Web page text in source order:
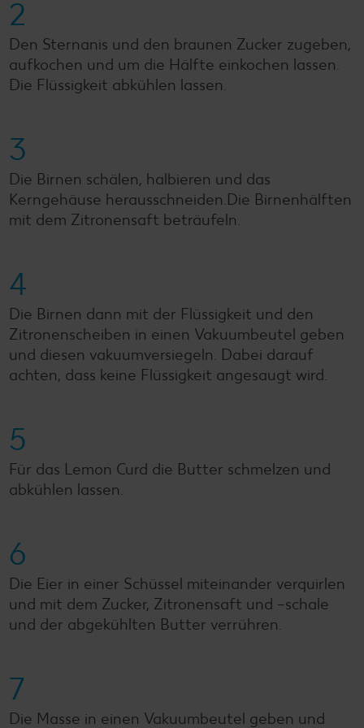
2
Den Sternanis und den braunen Zucker zugeben,
aufkochen und um die Hälfte einkochen lassen.
Die Flüssigkeit abkühlen lassen.
3
Die Birnen schälen, halbieren und das
Kerngehäuse herausschneiden.Die Birnenhälften
mit dem Zitronensaft beträufeln.
4
Die Birnen dann mit der Flüssigkeit und den
Zitronenscheiben in einen Vakuumbeutel geben
und diesen vakuumversiegeln. Dabei darauf
achten, dass keine Flüssigkeit angesaugt wird.
5
Für das Lemon Curd die Butter schmelzen und
abkühlen lassen.
6
Die Eier in einer Schüssel miteinander verquirlen
und mit dem Zucker, Zitronensaft und –schale
und der abgekühlten Butter verrühren.
7
Die Masse in einen Vakuumbeutel geben und